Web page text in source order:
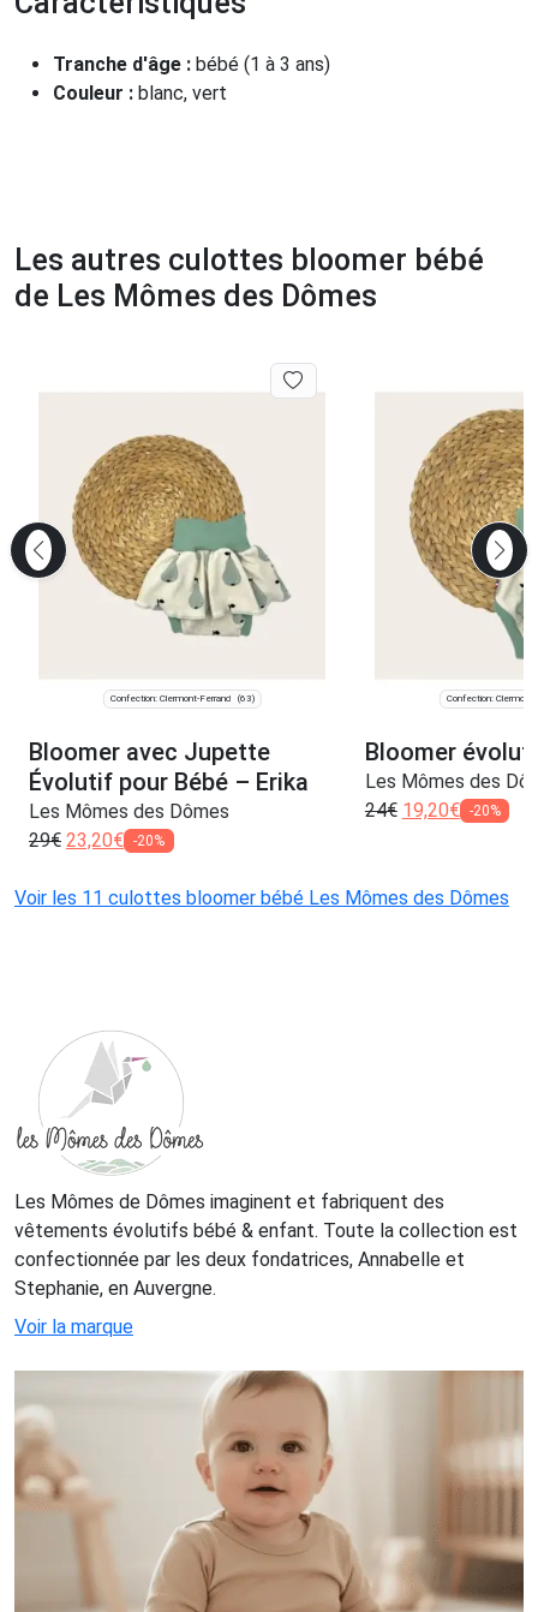
Tranche d'âge : bébé (1 à 3 ans)
Couleur : blanc, vert
Les autres culottes bloomer bébé
de Les Mômes des Dômes
Confection: Clermont-Ferrand (63)
Bloomer avec Jupette
Évolutif pour Bébé – Erika
Les Mômes des Dômes
29€ 23,20€ -20%
Confection: Clermont-
Bloomer
Les Mômes des
24€ 19,20€ -20%
Voir les 11 culottes bloomer bébé Les Mômes des Dômes
Les Mômes de Dômes imaginent et fabriquent des
vêtements évolutifs bébé & enfant. Toute la collection est
confectionnée par les deux fondatrices, Annabelle et
Stephanie, en Auvergne.
Voir la marque